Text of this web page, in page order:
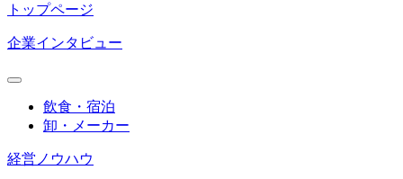
トップページ
企業インタビュー
飲食・宿泊
卸・メーカー
経営ノウハウ